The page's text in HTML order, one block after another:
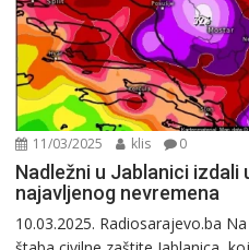
11/03/2025 klis 0
Nadležni u Jablanici
najavljenog nevremena
10.03.2025. Radiosarajevo.ba